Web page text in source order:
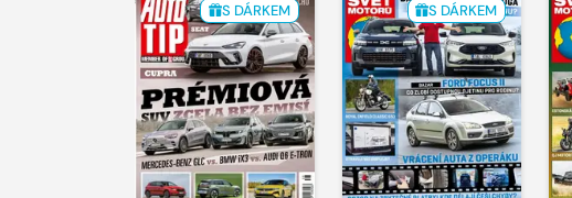
S DÁRKEM S DÁRKEM